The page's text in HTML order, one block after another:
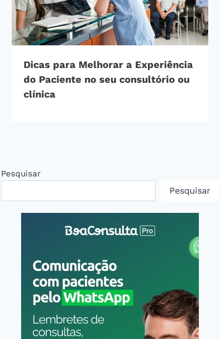
Dicas para Melhorar a Experiência
do Paciente no seu consultório ou
clínica
Pesquisar
Pesquisar